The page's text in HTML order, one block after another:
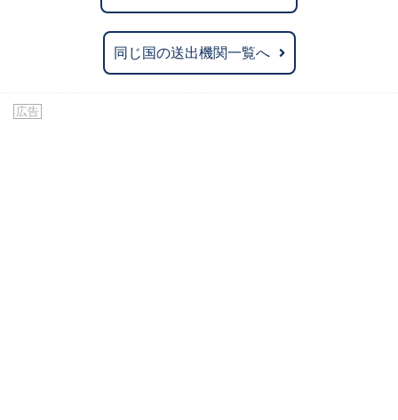
同じ国の送出機関一覧へ
広告